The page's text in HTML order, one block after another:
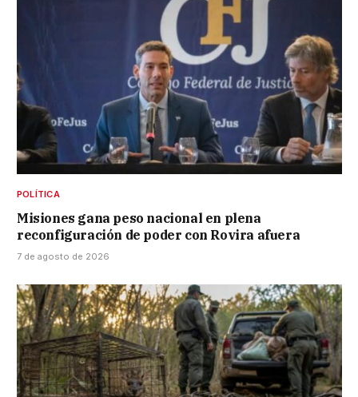
POLÍTICA
Misiones gana peso nacional en plena
reconfiguración de poder con Rovira afuera
7 de agosto de 2026